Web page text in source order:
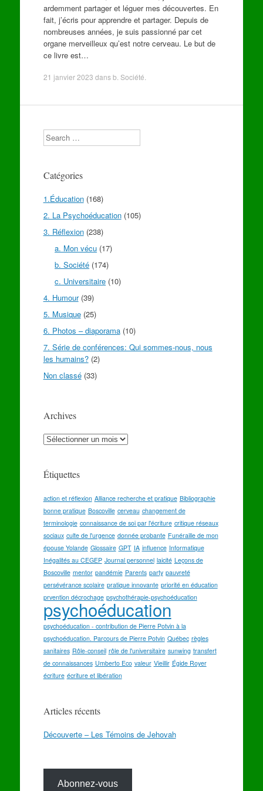
ardemment partager et léguer mes découvertes. En
fait, j’écris pour apprendre et partager. Depuis de
nombreuses années, je suis passionné par cet
organe merveilleux qu’est notre cerveau. Le but de
ce livre est…
21 janvier 2023 dansb. Société
Search
Catégories
1.Éducation(168)
2. La Psychoéducation(105)
3. Réflexion(238)
a. Mon vécu (17)
b. Société (174)
c. Universitaire (10)
4. Humour(39)
5. Musique(25)
6. Photos – diaporama(10)
7. Série de conférences: Qui sommes-nous, nous
les humains?(2)
Non classé(33)
Archives
Archives
Étiquettes
action et réflexion Alliance recherche et pratique Bibliographie
bonne pratique Boscoville cerveau changement de
terminologie connaissance de soi par l'écriture critique réseaux
sociaux culte de l'urgence donnée probante Funéraille de mon
épouse Yolande Glossaire GPT IA influence Informatique
Inégalités au CEGEP Journal personnel laicité Leçons de
Boscoville mentor pandémie Parents party pauvreté
persévérance scolaire pratique innovante priorité en éducation
prvention décrochage psychothérapie-psychoéducation
psychoéducation
psychoéducation - contribution de Pierre Potvin à la
psychoéducation. Parcours de Pierre Potvin Québec règles
sanitaires Rôle-conseil rôle de l'universitaire sunwing transfert
de connaissances Umberto Eco valeur Vieillir Égide Royer
écriture écriture et libération
Articles récents
Découverte – Les Témoins de Jehovah
Abonnez-vous